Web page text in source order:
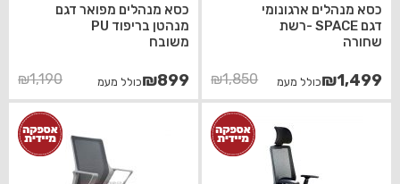
כסא מנהלים ארגונומי
דגם SPACE -רשת
שחורה
₪1,850
המחיר
המקורי
₪1,850.
₪1,499
המחיר
הנוכחי
₪1,499.
כולל מעמ
כסא מנהלים מפואר דגם
מנהטן בריפוד PU
משובח
₪1,190
המחיר
המקורי
₪1,190.
₪899
המחיר
הנוכחי
₪899.
כולל מעמ